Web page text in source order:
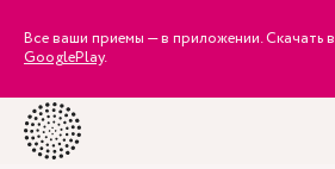
Все ваши приемы — в приложении. Скачать в
GooglePlay.